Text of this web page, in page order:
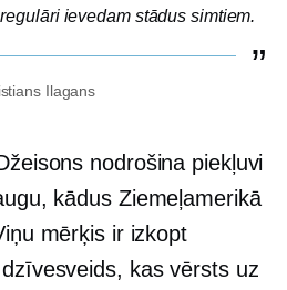
ievedam stādus simtiem.
Ilagans
nodrošina piekļuvi
kādus Ziemeļamerikā
mērķis ir izkopt
dzīvesveids, kas vērsts uz